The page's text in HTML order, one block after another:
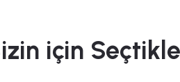
için